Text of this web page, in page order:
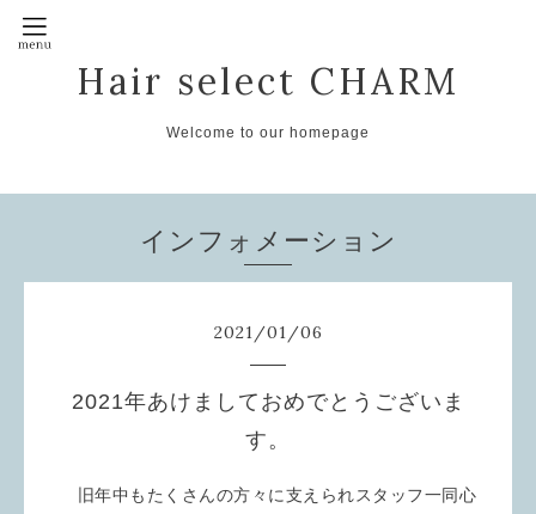
Hair select CHARM
Welcome to our homepage
インフォメーション
2021/01/06
2021年あけましておめでとうございま
す。
旧年中もたくさんの方々に支えられスタッフ一同心